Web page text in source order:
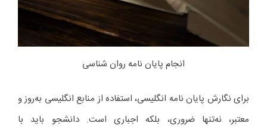
انجام پایان نامه روان شناسی
برای نگارش پایان نامه انگلیسی، استفاده از منابع انگلیسی به‌روز و
معتبر، نه‌تنها ضروری، بلکه اجباری است. دانشجو باید با